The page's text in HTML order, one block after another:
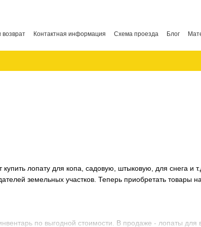
Контактная информация Схема проезда Блог
лопату для копа, садовую, штыковую, для снега и
земельных участков. Теперь приобретать товары
по выгодной стоимости. В продаже - лопаты